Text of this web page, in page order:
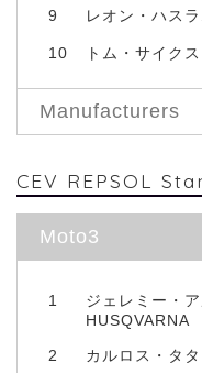
9 レオン・ハス
10 トム・サイク
Manufacturers
CEV REPSOL
Moto3
1
ジェレミー・ア
HUSQVARNA
2 カルロス・タ